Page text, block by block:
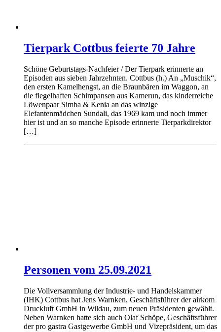
Tierpark Cottbus feierte 70 Jahre
Schöne Geburtstags-Nachfeier / Der Tierpark erinnerte an
Episoden aus sieben Jahrzehnten. Cottbus (h.) An „Muschik“,
den ersten Kamelhengst, an die Braunbären im Waggon, an
die flegelhaften Schimpansen aus Kamerun, das kinderreiche
Löwenpaar Simba & Kenia an das winzige
Elefantenmädchen Sundali, das 1969 kam und noch immer
hier ist und an so manche Episode erinnerte Tierparkdirektor
[…]
Personen vom 25.09.2021
Die Vollversammlung der Industrie- und Handelskammer
(IHK) Cottbus hat Jens Warnken, Geschäftsführer der airkom
Druckluft GmbH in Wildau, zum neuen Präsidenten gewählt.
Neben Warnken hatte sich auch Olaf Schöpe, Geschäftsführer
der pro gastra Gastgewerbe GmbH und Vizepräsident, um das